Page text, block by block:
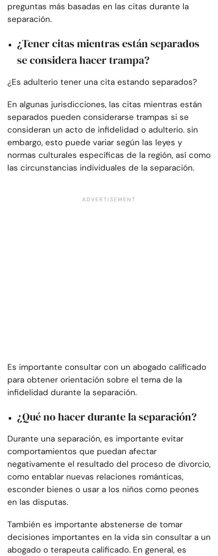
preguntas más basadas en las citas durante la
separación.
¿Tener citas mientras están separados
se considera hacer trampa?
¿Es adulterio tener una cita estando separados?
En algunas jurisdicciones, las citas mientras están
separados pueden considerarse trampas si se
consideran un acto de infidelidad o adulterio. sin
embargo, esto puede variar según las leyes y
normas culturales específicas de la región, así como
las circunstancias individuales de la separación.
Es importante consultar con un abogado calificado
para obtener orientación sobre el tema de la
infidelidad durante la separación.
¿Qué no hacer durante la separación?
Durante una separación, es importante evitar
comportamientos que puedan afectar
negativamente el resultado del proceso de divorcio,
como entablar nuevas relaciones románticas,
esconder bienes o usar a los niños como peones
en las disputas.
También es importante abstenerse de tomar
decisiones importantes en la vida sin consultar a un
abogado o terapeuta calificado. En general, es